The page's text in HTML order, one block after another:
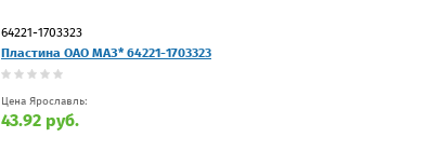
64221-1703323
Пластина ОАО МАЗ* 64221-1703323
Цена Ярославль:
43.92 руб.